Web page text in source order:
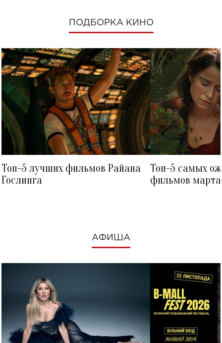
ПОДБОРКА КИНО
Топ-5 лучших фильмов Райана
Гослинга
Топ-5 самых
фильмов
АФИША